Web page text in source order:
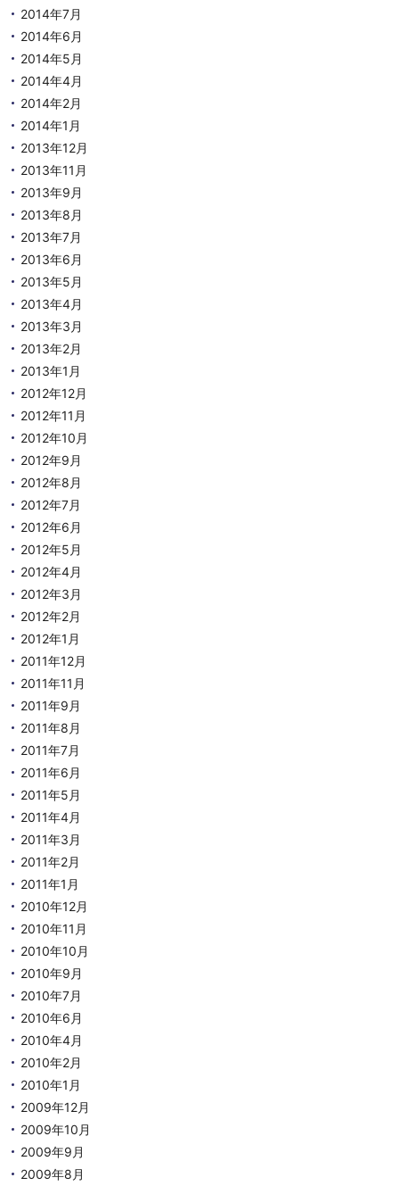
2014年7月
2014年6月
2014年5月
2014年4月
2014年2月
2014年1月
2013年12月
2013年11月
2013年9月
2013年8月
2013年7月
2013年6月
2013年5月
2013年4月
2013年3月
2013年2月
2013年1月
2012年12月
2012年11月
2012年10月
2012年9月
2012年8月
2012年7月
2012年6月
2012年5月
2012年4月
2012年3月
2012年2月
2012年1月
2011年12月
2011年11月
2011年9月
2011年8月
2011年7月
2011年6月
2011年5月
2011年4月
2011年3月
2011年2月
2011年1月
2010年12月
2010年11月
2010年10月
2010年9月
2010年7月
2010年6月
2010年4月
2010年2月
2010年1月
2009年12月
2009年10月
2009年9月
2009年8月